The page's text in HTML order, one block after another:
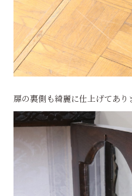
扉の裏側も綺麗に仕上げてあり